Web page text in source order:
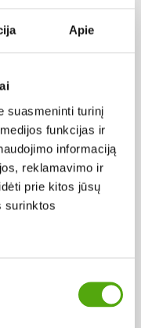
Apie
suasmeninti turinį
funkcijas ir
informaciją
reklamavimo ir
prie kitos jūsų
surinktos